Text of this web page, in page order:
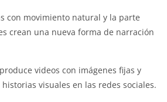
con movimiento natural y la parte
crean una nueva forma de narración
videos con imágenes fijas y
visuales en las redes sociales.